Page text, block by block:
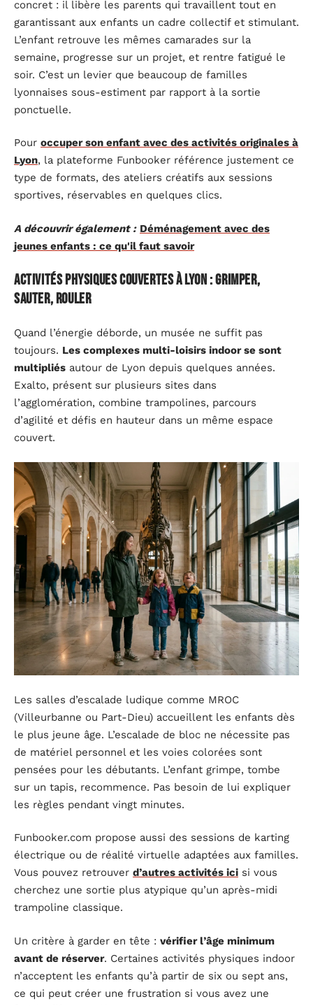
concret : il libère les parents qui travaillent tout en
garantissant aux enfants un cadre collectif et stimulant.
L’enfant retrouve les mêmes camarades sur la
semaine, progresse sur un projet, et rentre fatigué le
soir. C’est un levier que beaucoup de familles
lyonnaises sous-estiment par rapport à la sortie
ponctuelle.
Pour occuper son enfant avec des activités originales à
Lyon, la plateforme Funbooker référence justement ce
type de formats, des ateliers créatifs aux sessions
sportives, réservables en quelques clics.
A découvrir également : Déménagement avec des
jeunes enfants : ce qu'il faut savoir
Activités physiques couvertes à Lyon : grimper,
sauter, rouler
Quand l’énergie déborde, un musée ne suffit pas
toujours. Les complexes multi-loisirs indoor se sont
multipliés autour de Lyon depuis quelques années.
Exalto, présent sur plusieurs sites dans
l’agglomération, combine trampolines, parcours
d’agilité et défis en hauteur dans un même espace
couvert.
Les salles d’escalade ludique comme MROC
(Villeurbanne ou Part-Dieu) accueillent les enfants dès
le plus jeune âge. L’escalade de bloc ne nécessite pas
de matériel personnel et les voies colorées sont
pensées pour les débutants. L’enfant grimpe, tombe
sur un tapis, recommence. Pas besoin de lui expliquer
les règles pendant vingt minutes.
Funbooker.com propose aussi des sessions de karting
électrique ou de réalité virtuelle adaptées aux familles.
Vous pouvez retrouver d’autres activités ici si vous
cherchez une sortie plus atypique qu’un après-midi
trampoline classique.
Un critère à garder en tête : vérifier l’âge minimum
avant de réserver. Certaines activités physiques indoor
n’acceptent les enfants qu’à partir de six ou sept ans,
ce qui peut créer une frustration si vous avez une